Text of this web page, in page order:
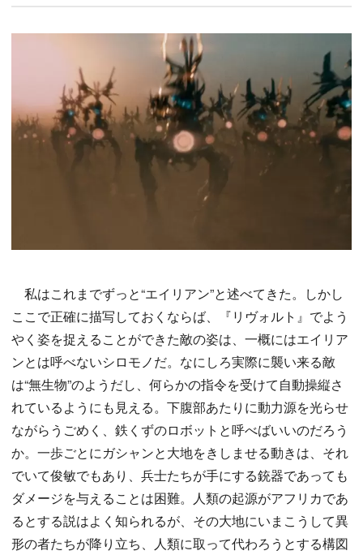
私はこれまでずっと“エイリアン”と述べてきた。しかし
ここで正確に描写しておくならば、『リヴォルト』でよう
やく姿を捉えることができた敵の姿は、一概にはエイリア
ンとは呼べないシロモノだ。なにしろ実際に襲い来る敵
は“無生物”のようだし、何らかの指令を受けて自動操縦さ
れているようにも見える。下腹部あたりに動力源を光らせ
ながらうごめく、鉄くずのロボットと呼べばいいのだろう
か。一歩ごとにガシャンと大地をきしませる動きは、それ
でいて俊敏でもあり、兵士たちが手にする銃器であっても
ダメージを与えることは困難。人類の起源がアフリカであ
るとする説はよく知られるが、その大地にいまこうして異
形の者たちが降り立ち、人類に取って代わろうとする構図